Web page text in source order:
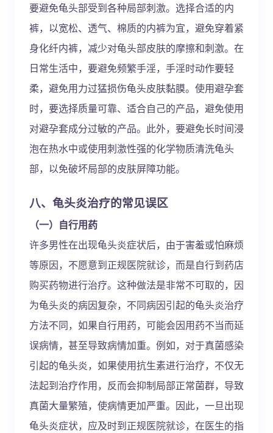
要避免龟头部受到各种局部刺激。选择合适的内
裤，以宽松、透气、棉质的内裤为宜，避免穿着紧
身化纤内裤，减少对龟头部皮肤的摩擦和刺激。在
日常生活中，要避免频繁手淫，手淫时动作要轻
柔，避免用力过猛损伤龟头皮肤黏膜。使用避孕套
时，要选择质量可靠、适合自己的产品，避免使用
对避孕套成分过敏的产品。此外，要避免长时间浸
泡在热水中或使用刺激性强的化学物质清洗龟头
部，以免破坏局部的皮肤屏障功能。
八、龟头炎治疗的常见误区
（一）自行用药
许多男性在出现龟头炎症状后，由于害羞或怕麻烦
等原因，不愿意到正规医院就诊，而是自行到药店
购买药物进行治疗。这种做法是非常不可取的，因
为龟头炎的病因复杂，不同病因引起的龟头炎治疗
方法不同，如果自行用药，可能会因用药不当而延
误病情，甚至导致病情加重。例如，对于真菌感染
引起的龟头炎，如果使用抗生素进行治疗，不仅无
法起到治疗作用，反而会抑制局部正常菌群，导致
真菌大量繁殖，使病情更加严重。因此，一旦出现
龟头炎症状，应及时到正规医院就诊，在医生的指